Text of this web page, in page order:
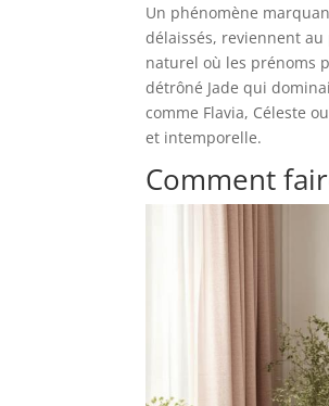
Un phénomène
délaissés, reviennent
naturel où les prénoms
détrôné Jade qui
comme Flavia, Céleste
et intemporelle.
Comment